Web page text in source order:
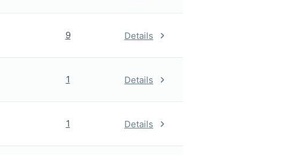
9 Details
1 Details
1 Details